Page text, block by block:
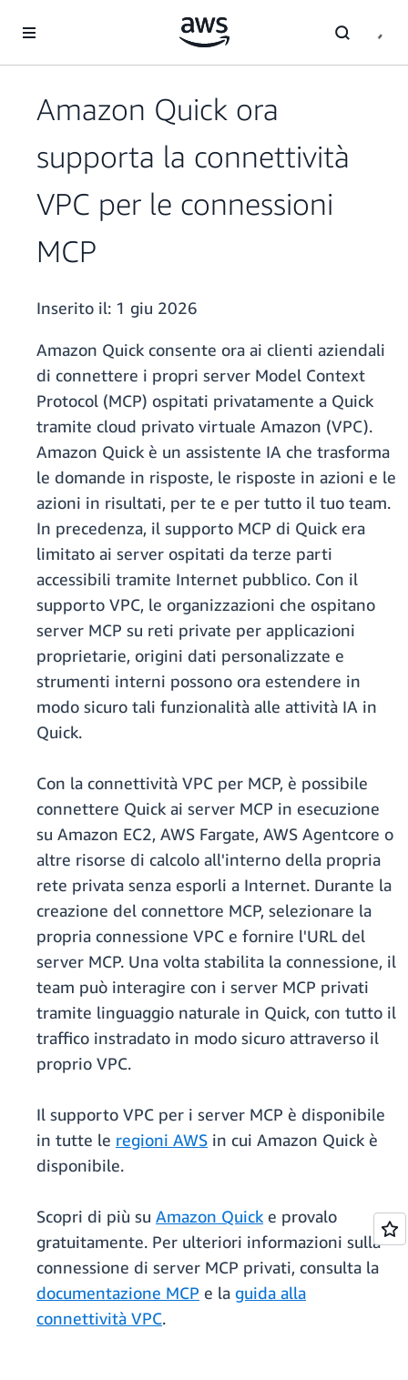
Amazon Quick ora
supporta la connettività
VPC per le connessioni
MCP
Inserito il: 1 giu 2026
Amazon Quick consente ora ai clienti aziendali
di connettere i propri server Model Context
Protocol (MCP) ospitati privatamente a Quick
tramite cloud privato virtuale Amazon (VPC).
Amazon Quick è un assistente IA che trasforma
le domande in risposte, le risposte in azioni e le
azioni in risultati, per te e per tutto il tuo team.
In precedenza, il supporto MCP di Quick era
limitato ai server ospitati da terze parti
accessibili tramite Internet pubblico. Con il
supporto VPC, le organizzazioni che ospitano
server MCP su reti private per applicazioni
proprietarie, origini dati personalizzate e
strumenti interni possono ora estendere in
modo sicuro tali funzionalità alle attività IA in
Quick.
Con la connettività VPC per MCP, è possibile
connettere Quick ai server MCP in esecuzione
su Amazon EC2, AWS Fargate, AWS Agentcore o
altre risorse di calcolo all'interno della propria
rete privata senza esporli a Internet. Durante la
creazione del connettore MCP, selezionare la
propria connessione VPC e fornire l'URL del
server MCP. Una volta stabilita la connessione, il
team può interagire con i server MCP privati
tramite linguaggio naturale in Quick, con tutto il
traffico instradato in modo sicuro attraverso il
proprio VPC.
Il supporto VPC per i server MCP è disponibile
in tutte le regioni AWS in cui Amazon Quick è
disponibile.
Scopri di più su Amazon Quick e provalo
gratuitamente. Per ulteriori informazioni sulla
connessione di server MCP privati, consulta la
documentazione MCP e la guida alla
connettività VPC.